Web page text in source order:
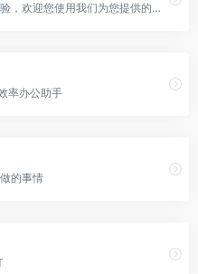
为更好提升产品功能和用户体验，欢迎您使用我们为您提供的此项测试服务。
率办公助手
的事情